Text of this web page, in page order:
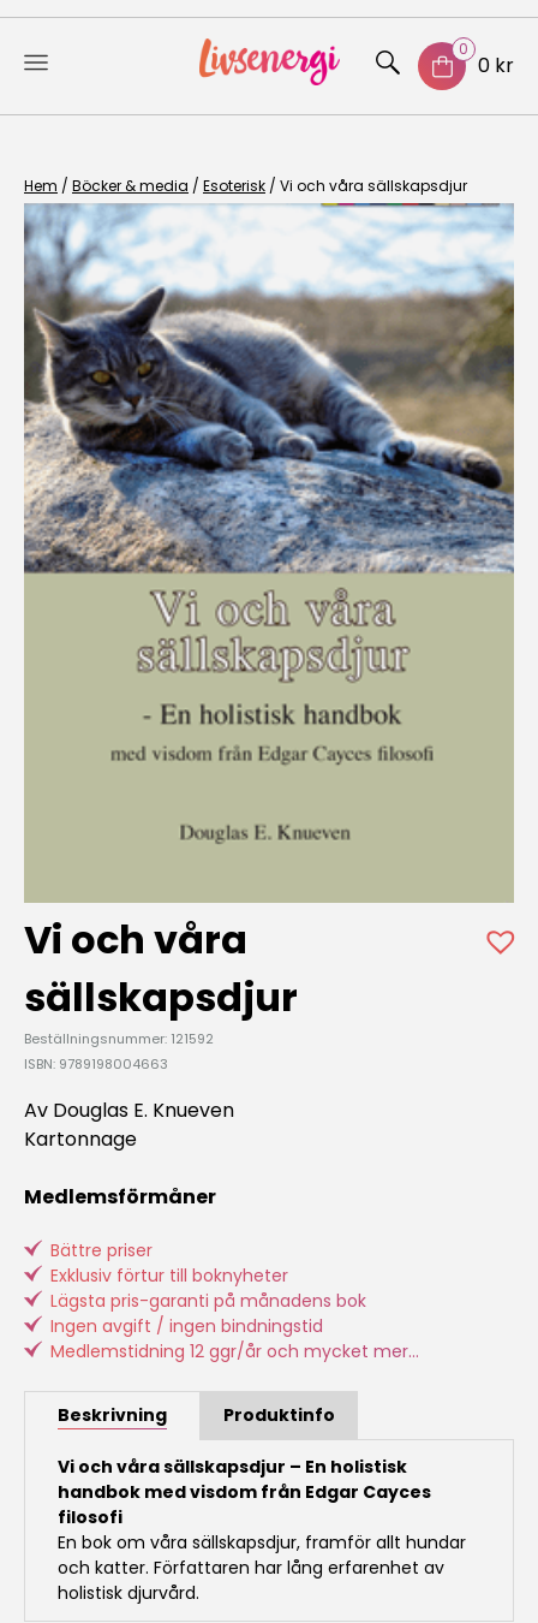
content
0
0 kr
Hem / Böcker & media / Esoterisk / Vi och våra sällskapsdjur
Vi och våra
sällskapsdjur
Beställningsnummer: 121592
ISBN: 9789198004663
Av Douglas E. Knueven
Kartonnage
Medlemsförmåner
Bättre priser
Exklusiv förtur till boknyheter
Lägsta pris-garanti på månadens bok
Ingen avgift / ingen bindningstid
Medlemstidning 12 ggr/år och mycket mer...
Beskrivning Produktinfo
Vi och våra sällskapsdjur – En holistisk
handbok med visdom från Edgar Cayces
filosofi
En bok om våra sällskapsdjur, framför allt hundar
och katter. Författaren har lång erfarenhet av
holistisk djurvård.